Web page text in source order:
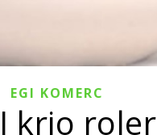
EGI KOMERC
krio roler